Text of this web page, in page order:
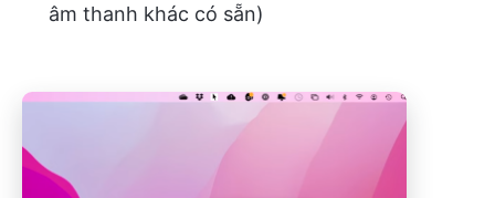
âm thanh khác có sẵn)